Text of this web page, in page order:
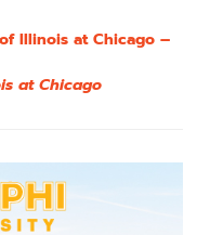
Illinois at Chicago –
at Chicago